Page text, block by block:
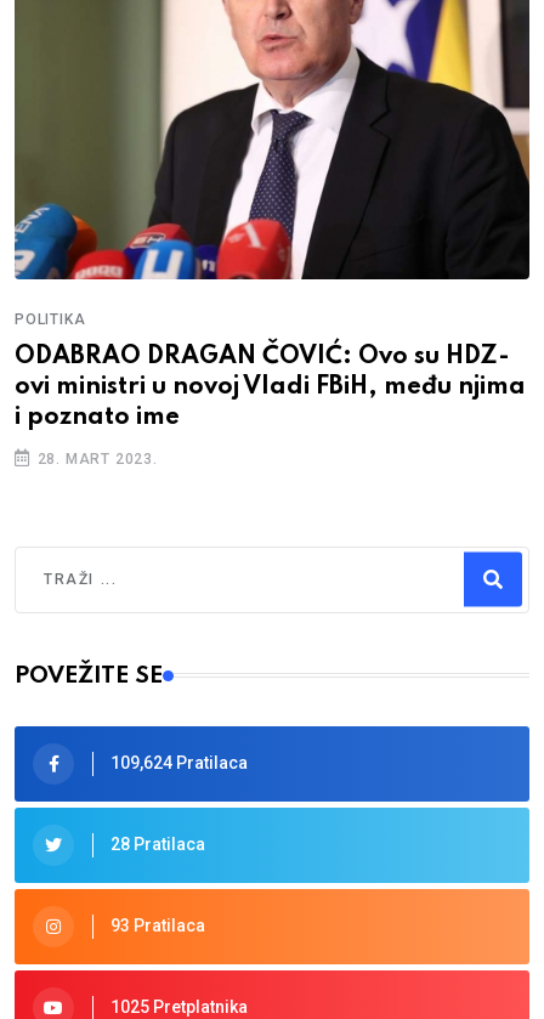
POLITIKA
ODABRAO DRAGAN ČOVIĆ: Ovo su HDZ-
ovi ministri u novoj Vladi FBiH, među njima
i poznato ime
28. MART 2023.
Type 2 or more characters for results.
POVEŽITE SE
109,624 Pratilaca
28 Pratilaca
93 Pratilaca
1025 Pretplatnika